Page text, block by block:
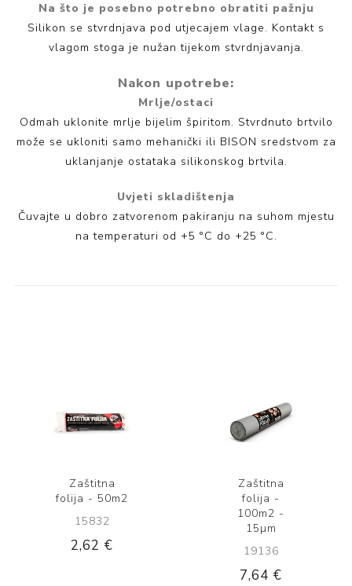
Na što je posebno potrebno obratiti pažnju
Silikon se stvrdnjava pod utjecajem vlage. Kontakt s
vlagom stoga je nužan tijekom stvrdnjavanja.
Nakon upotrebe:
Mrlje/ostaci
Odmah uklonite mrlje bijelim špiritom. Stvrdnuto brtvilo
može se ukloniti samo mehanički ili BISON sredstvom za
uklanjanje ostataka silikonskog brtvila.
Uvjeti skladištenja
Čuvajte u dobro zatvorenom pakiranju na suhom mjestu
na temperaturi od +5 °C do +25 °C.
Zaštitna
folija - 50m2
15832
2,62 €
Zaštitna
folija -
100m2 -
15µm
19136
7,64 €